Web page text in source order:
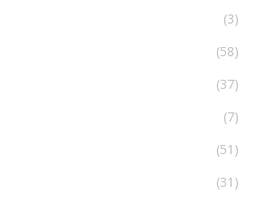
(3)
(58)
(37)
(7)
(51)
(31)